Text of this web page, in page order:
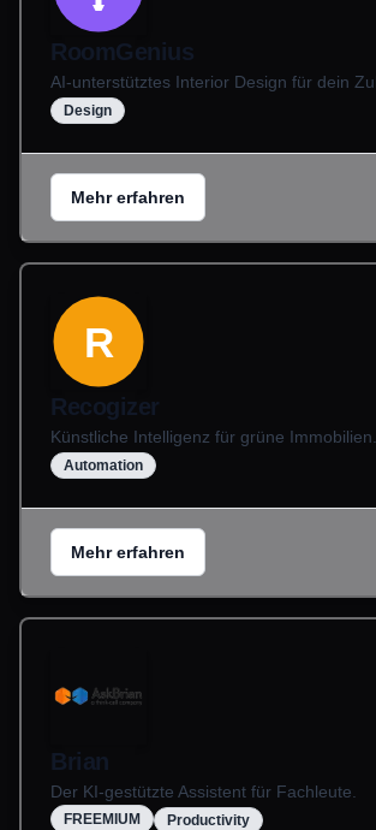
RoomGenius
AI-unterstütztes Interior Design für dein
Design
Mehr erfahren
R
Recogizer
Künstliche Intelligenz für grüne Immobilien.
Automation
Mehr erfahren
Brian
Der KI-gestützte Assistent für Fachleute.
FREEMIUM Productivity